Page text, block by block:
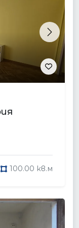
Next
100.00 кв.м